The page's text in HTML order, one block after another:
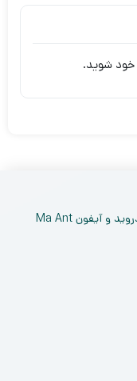
خود شوید.
نرم افزار شماتیک و نقشه خوانی اندروید و آیفون Ma Ant